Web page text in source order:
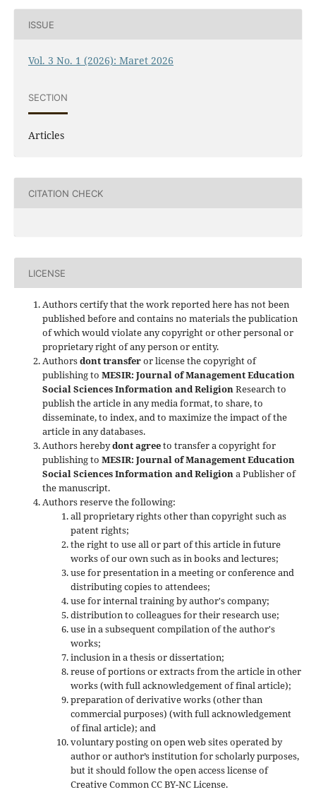
ISSUE
Vol. 3 No. 1 (2026): Maret 2026
SECTION
Articles
CITATION CHECK
LICENSE
Authors certify that the work reported here has not been
published before and contains no materials the publication
of which would violate any copyright or other personal or
proprietary right of any person or entity.
Authorsdont transferor license the copyright of
publishing to MESIR: Journal of Management Education
Social Sciences Information and ReligionResearch to
publish the article in any media format, to share, to
disseminate, to index, and to maximize the impact of the
article in any databases.
Authors herebydont agreeto transfer a copyright for
publishing to MESIR: Journal of Management Education
Social Sciences Information and Religiona Publisher of
the manuscript.
Authors reserve the following:
all proprietary rights other than copyright such as
patent rights;
the right to use all or part of this article in future
works of our own such as in books and lectures;
use for presentation in a meeting or conference and
distributing copies to attendees;
use for internal training by author's company;
distribution to colleagues for their research use;
use in a subsequent compilation of the author's
works;
inclusion in a thesis or dissertation;
reuse of portions or extracts from the article in other
works (with full acknowledgement of final article);
preparation of derivative works (other than
commercial purposes) (with full acknowledgement
of final article); and
voluntary posting on open web sites operated by
author or author’s institution for scholarly purposes,
but it should follow the open access license of
Creative Common CC BY-NC License.